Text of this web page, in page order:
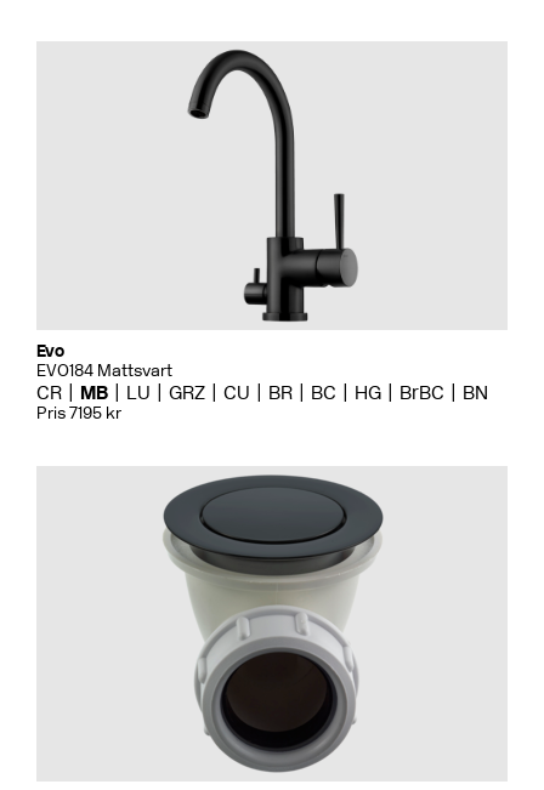
Evo
EVO184 Mattsvart
CR MB LU GRZ CU BR BC HG BrBC BN
Pris 7195 kr